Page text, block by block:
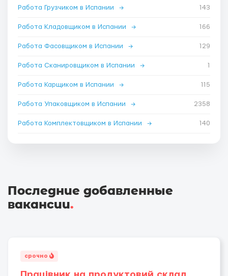
Работа Грузчиком в Испании → 143
Работа Кладовщиком в Испании → 166
Работа Фасовщиком в Испании → 129
Работа Сканировщиком в Испании → 1
Работа Карщиком в Испании → 115
Работа Упаковщиком в Испании → 2358
Работа Комплектовщиком в Испании → 140
Последние добавленные
вакансии.
срочно